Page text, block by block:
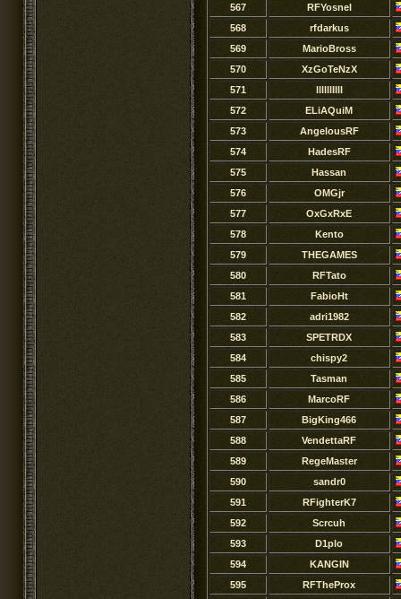
567
RFYosnel
568
rfdarkus
569
MarioBross
570
XzGoTeNzX
571
llllllIIII
572
ELiAQuiM
573
AngelousRF
574
HadesRF
575
Hassan
576
OMGjr
577
OxGxRxE
578
Kento
579
THEGAMES
580
RFTato
581
FabioHt
582
adri1982
583
SPETRDX
584
chispy2
585
Tasman
586
MarcoRF
587
BigKing466
588
VendettaRF
589
RegeMaster
590
sandr0
591
RFighterK7
592
Scrcuh
593
D1plo
594
KANGIN
595
RFTheProx